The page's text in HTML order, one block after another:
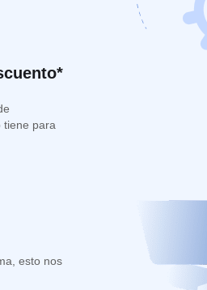
tiene para
esto nos